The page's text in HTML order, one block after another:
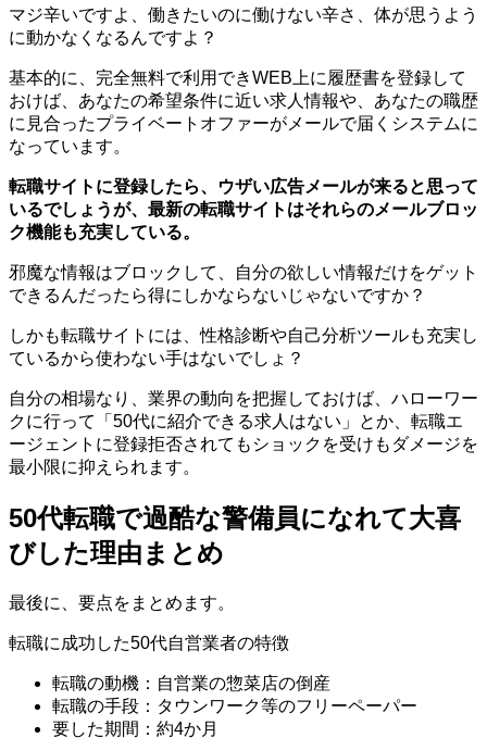
マジ辛いですよ、働きたいのに働けない辛さ、体が思うよう
に動かなくなるんですよ？
基本的に、完全無料で利用できWEB上に履歴書を登録して
おけば、あなたの希望条件に近い求人情報や、あなたの職歴
に見合ったプライベートオファーがメールで届くシステムに
なっています。
転職サイトに登録したら、ウザい広告メールが来ると思って
いるでしょうが、最新の転職サイトはそれらのメールブロッ
ク機能も充実している。
邪魔な情報はブロックして、自分の欲しい情報だけをゲット
できるんだったら得にしかならないじゃないですか？
しかも転職サイトには、性格診断や自己分析ツールも充実し
ているから使わない手はないでしょ？
自分の相場なり、業界の動向を把握しておけば、ハローワー
クに行って「50代に紹介できる求人はない」とか、転職エ
ージェントに登録拒否されてもショックを受けもダメージを
最小限に抑えられます。
50代転職で過酷な警備員になれて大喜
びした理由まとめ
最後に、要点をまとめます。
転職に成功した50代自営業者の特徴
転職の動機：自営業の惣菜店の倒産
転職の手段：タウンワーク等のフリーペーパー
要した期間：約4か月